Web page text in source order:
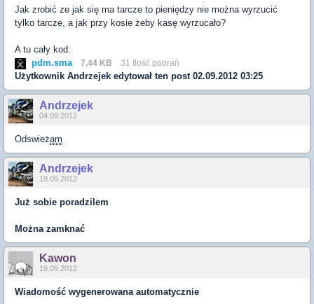
Jak zrobić ze jak się ma tarcze to pieniędzy nie można wyrzucić
tylko tarcze, a jak przy kosie żeby kasę wyrzucało?
A tu cały kod:
pdm.sma
7,44 KB 31 Ilość pobrań
Użytkownik Andrzejek edytował ten post 02.09.2012 03:25
Andrzejek
04.09.2012
Odswieżam
Andrzejek
19.09.2012
Już sobie poradzilem
Można zamknać
Kawon
19.09.2012
Wiadomość wygenerowana automatycznie